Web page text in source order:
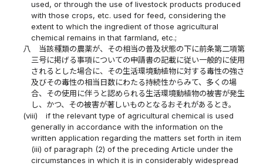
used, or through the use of livestock products produced
with those crops, etc. used for feed, considering the
extent to which the ingredient of those agricultural
chemical remains in that farmland, etc.;
八
当該種類の農薬が、その相当の普及状態の下に前条第二項第
三号に掲げる事項についての申請書の記載に従い一般的に使用
されるとした場合に、その生活環境動植物に対する毒性の強さ
及びその毒性の相当日数にわたる持続性からみて、多くの場
合、その使用に伴うと認められる生活環境動植物の被害が発生
し、かつ、その被害が著しいものとなるおそれがあるとき。
(viii)
if the relevant type of agricultural chemical is used
generally in accordance with the information on the
written application regarding the matters set forth in item
(iii) of paragraph (2) of the preceding Article under the
circumstances in which it is in considerably widespread